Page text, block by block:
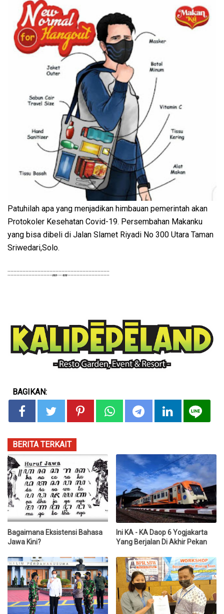
Patuhilah apa yang menjadikan himbauan pemerintah akan
Protokoler Kesehatan Covid-19. Persembahan Makanku
yang bisa dibeli di Jalan Slamet Riyadi No 300 Utara Taman
Sriwedari,Solo.
::::::::::::::::::::::::::::::;;;::::;;;::::::::::::::::::::::::::::
BAGIKAN:
BERITA TERKAIT
Bagaimana Eksistensi Bahasa
Jawa Kini?
Ini KA - KA Daop 6 Yogjakarta
Yang Berjalan Di Akhir Pekan